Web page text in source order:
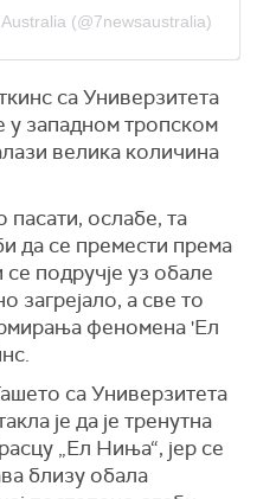
(@7newsaustralia)
са Универзитета
у западном тропском
велика количина
ослабе, та
да се премести према
се подручје уз обале
загрејало, а све то
феномена 'Ел
са Универзитета
је да је тренутна
„Ел Ниња“, јер се
близу обала